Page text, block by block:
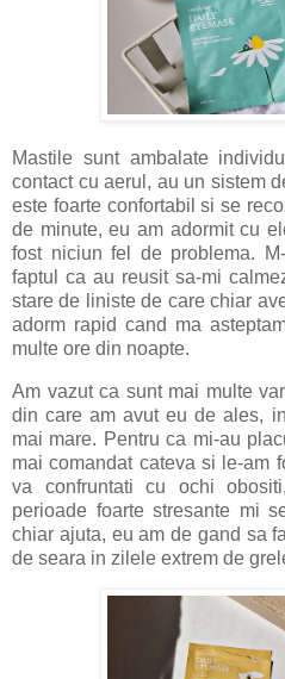
Mastile sunt ambalate
contact cu aerul, au un sistem
este foarte confortabil si se
de minute, eu am adormit cu
fost niciun fel de problema.
faptul ca au reusit sa-mi
stare de liniste de care chiar
adorm rapid cand ma
multe ore din noapte.
Am vazut ca sunt mai multe
din care am avut eu de ales,
mai mare. Pentru ca mi-au
mai comandat cateva si le-am
va confruntati cu ochi
perioade foarte stresante mi
chiar ajuta, eu am de gand sa
de seara in zilele extrem de